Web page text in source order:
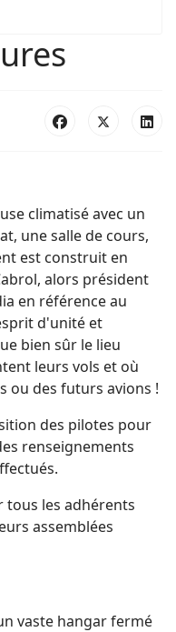
climatisé avec un
une salle de cours,
est construit en
alors président
en référence au
d'unité et
bien sûr le lieu
leurs vols et où
ou des futurs avions !
des pilotes pour
renseignements
tous les adhérents
assemblées
vaste hangar fermé